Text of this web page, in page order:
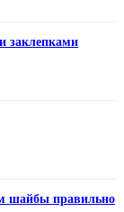
заклепками
шайбы правильно